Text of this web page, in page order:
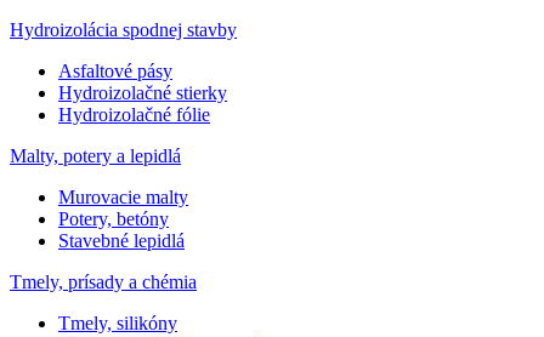
Hydroizolácia spodnej stavby
Asfaltové pásy
Hydroizolačné stierky
Hydroizolačné fólie
Malty, potery a lepidlá
Murovacie malty
Potery, betóny
Stavebné lepidlá
Tmely, prísady a chémia
Tmely, silikóny